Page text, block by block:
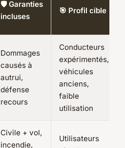
🛡️ Garanties
incluses
🎯 Profil cible
Dommages
causés à
autrui,
défense
recours
Conducteurs
expérimentés,
véhicules
anciens,
faible
utilisation
Civile + vol,
incendie,
Utilisateurs